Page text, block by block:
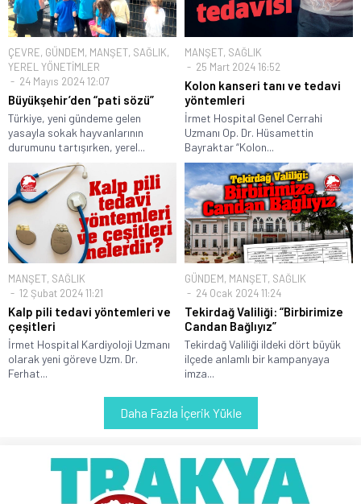
ÇEVRE, GÜNDEM, MANŞET, SAĞLIK,
YEREL YÖNETİMLER
24 Mayıs 2024 12:07
Büyükşehir’den “pati sözü”
Türkiye, yeni gündeme gelen
yasayla sokak hayvanlarının
durumunu tartışırken, yerel...
MANŞET, SAĞLIK
25 Mart 2024 16:52
Kolon kanseri tanı ve tedavi
yöntemleri
İrmet Hospital Genel Cerrahi
Uzmanı Op. Dr. Hüsamettin
Bayraktar “Kolon...
MANŞET, SAĞLIK
12 Şubat 2024 11:21
Kalp pili tedavi yöntemleri ve
çeşitleri
İrmet Hospital Kardiyoloji Uzmanı
olarak yeni göreve Uzm. Dr.
Ferhat...
GÜNDEM, MANŞET, SAĞLIK
24 Ocak 2024 11:24
Tekirdağ Valiliği: “Birbirimize
Candan Bağlıyız”
Tekirdağ Valiliği ildeki dört büyük
ilçede anlamlı bir kampanyaya
imza...
Daha Fazla İçerik Yükle